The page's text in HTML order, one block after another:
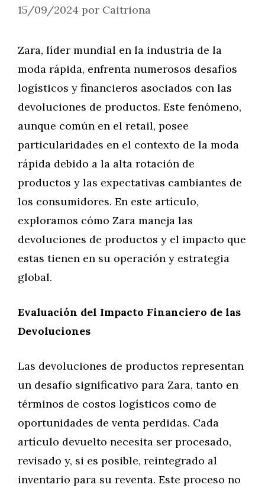
15/09/2024 por Caitriona
Zara, líder mundial en la industria de la
moda rápida, enfrenta numerosos desafíos
logísticos y financieros asociados con las
devoluciones de productos. Este fenómeno,
aunque común en el retail, posee
particularidades en el contexto de la moda
rápida debido a la alta rotación de
productos y las expectativas cambiantes de
los consumidores. En este artículo,
exploramos cómo Zara maneja las
devoluciones de productos y el impacto que
estas tienen en su operación y estrategia
global.
Evaluación del Impacto Financiero de las
Devoluciones
Las devoluciones de productos representan
un desafío significativo para Zara, tanto en
términos de costos logísticos como de
oportunidades de venta perdidas. Cada
artículo devuelto necesita ser procesado,
revisado y, si es posible, reintegrado al
inventario para su reventa. Este proceso no